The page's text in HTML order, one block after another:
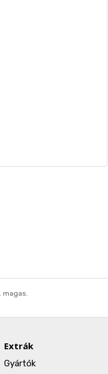
magas.
Extrák
Gyártók